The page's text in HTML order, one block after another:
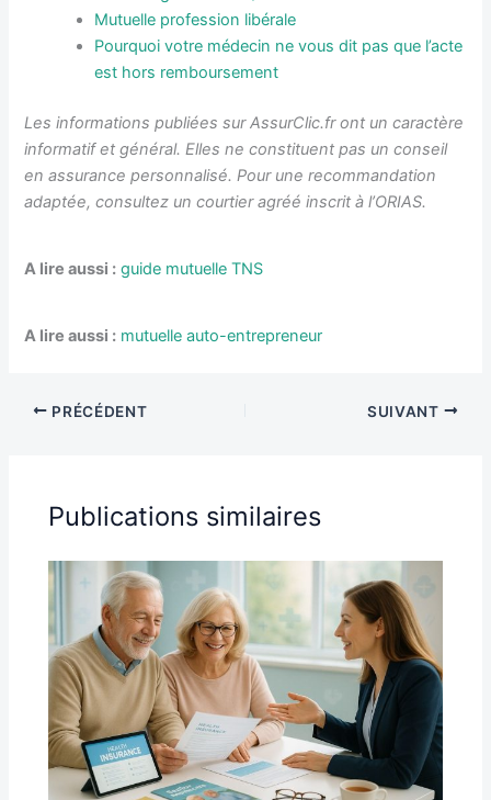
Mutuelle profession libérale
Pourquoi votre médecin ne vous dit pas que l’acte
est hors remboursement
Les informations publiées sur AssurClic.fr ont un caractère
informatif et général. Elles ne constituent pas un conseil
en assurance personnalisé. Pour une recommandation
adaptée, consultez un courtier agréé inscrit à l’ORIAS.
A lire aussi : guide mutuelle TNS
A lire aussi : mutuelle auto-entrepreneur
PRÉCÉDENT SUIVANT
Publications similaires